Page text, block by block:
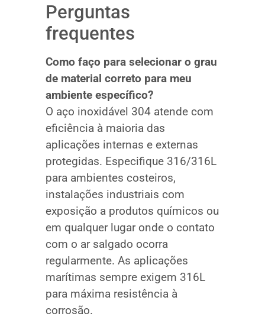
Perguntas
frequentes
Como faço para selecionar o grau
de material correto para meu
ambiente específico?
O aço inoxidável 304 atende com
eficiência à maioria das
aplicações internas e externas
protegidas. Especifique 316/316L
para ambientes costeiros,
instalações industriais com
exposição a produtos químicos ou
em qualquer lugar onde o contato
com o ar salgado ocorra
regularmente. As aplicações
marítimas sempre exigem 316L
para máxima resistência à
corrosão.